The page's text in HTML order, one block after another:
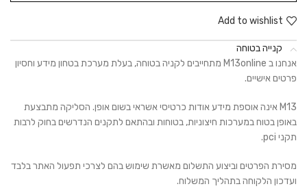
Add to wishlist
קנייה בטוחה
אנחנו ב M13online מתחייבים לקניה בטוחה, בעלת מערכת בטחון מידע וחסיון
פרטים אישיים.
M13 אינה אוספת מידע אודות כרטיסי אשראי בשום אופן. הסליקה מתבצעת
באופן בטוח במערכות חיצוניות, בטוחות ובהתאם לתקנים הנדרשים בחוק לרבות
תקני pci.
מסירת הפרטים וביצוע התשלום מאשרת שימוש בהם לצרכי תפעול האתר בלבד
ועדכון הלקוחה בתהליך המשלוח.